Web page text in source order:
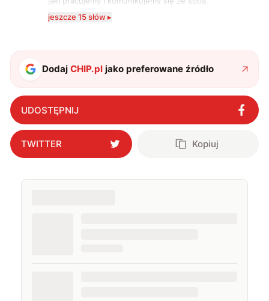
Szczególnie interesuje mnie relacja między rozwojem
technologii a współczesną popkulturą. W wolnych
jeszcze 15 słów ▸
DodajCHIP.pl jako preferowane źródło
UDOSTĘPNIJ
TWITTER Kopiuj